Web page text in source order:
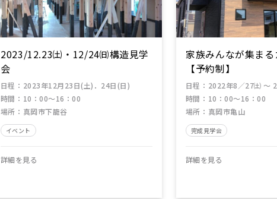
2023/12.23㈯・12/24㈰構造見学
会
日程 ： 2023年12月23日(土)．24日(日)
時間 ： 10：00～16：00
場所 ： 真岡市下籠谷
イベント
詳細を見る
家族みんなが集ま
【予約制】
日程 ： 2022年8／27㈯ ～
時間 ： 10：00～16：00
場所 ： 真岡市亀山
完成見学会
詳細を見る